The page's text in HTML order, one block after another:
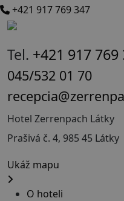
+421 917 769 347
Tel. +421 917 769
045/532 01 70
Hotel Zerrenpach Látky
Prašivá č. 4, 985 45 Látky
Ukáž mapu
O hoteli